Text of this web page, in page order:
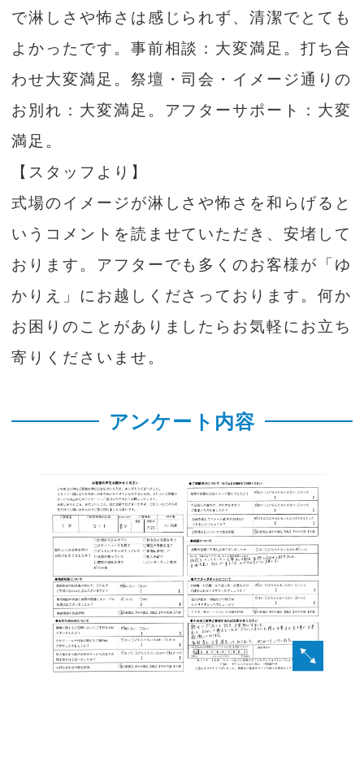
で淋しさや怖さは感じられず、清潔でとても
よかったです。事前相談：大変満足。打ち合
わせ大変満足。祭壇・司会・イメージ通りの
お別れ：大変満足。アフターサポート：大変
満足。
【スタッフより】
式場のイメージが淋しさや怖さを和らげると
いうコメントを読ませていただき、安堵して
おります。アフターでも多くのお客様が「ゆ
かりえ」にお越しくださっております。何か
お困りのことがありましたらお気軽にお立ち
寄りくださいませ。
アンケート内容